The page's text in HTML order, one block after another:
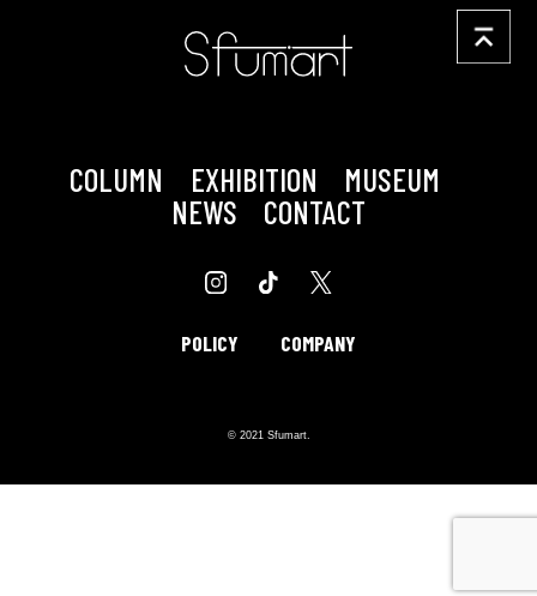
COLUMN EXHIBITION
MUSEUM
NEWS
CONTACT
POLICY COMPANY
© 2021 Sfumart.